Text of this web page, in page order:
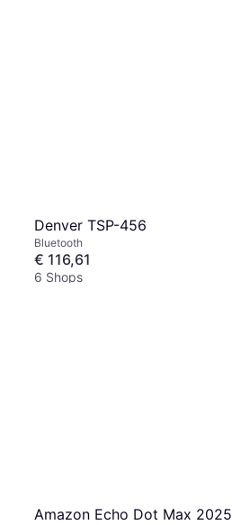
Denver TSP-456
Bluetooth
€ 116,61
6 Shops
Amazon Echo Dot Max 2025